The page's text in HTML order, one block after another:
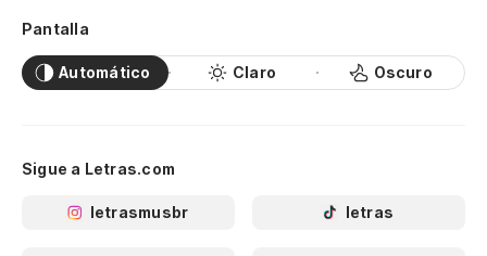
Pantalla
Automático Claro Oscuro
Sigue a Letras.com
letrasmusbr letras